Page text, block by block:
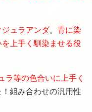
ジュラアンダ。 青に染
上手く馴染ませる役
ラ等の色合いに上手く
！組み合わせの汎用性